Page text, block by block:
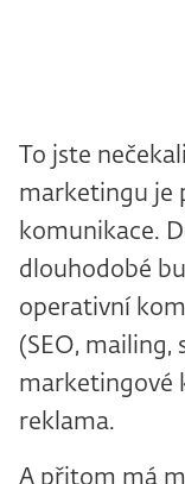
To jste
marketingu je
komunikace.
dlouhodobé
operativní
(SEO, mailing,
marketingové
reklama.
A přitom má